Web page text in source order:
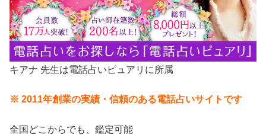
キアナ 先生は電話占いピュアリに所属
※ 2011年創業の実績・信頼のある電話占いサイトです
全国どこからでも、鑑定可能